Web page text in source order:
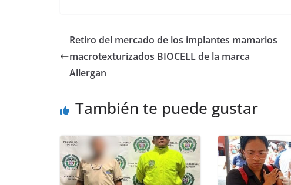
e
b
o
k
s
A
e
n
e
Retiro del mercado de los implantes mamarios
macrotexturizados BIOCELL de la marca
Allergan
También te puede gustar